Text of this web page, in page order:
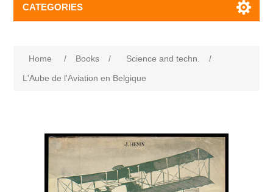
CATEGORIES
Home / Books / Science and techn.
/
L'Aube de l'Aviation en Belgique